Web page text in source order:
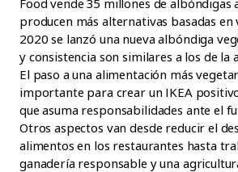
producen más alternativas basadas en
2020 se lanzó una nueva albóndiga
y consistencia son similares a los de la
El paso a una alimentación más
importante para crear un IKEA
que asuma responsabilidades ante el
Otros aspectos van desde reducir el
alimentos en los restaurantes hasta
ganadería responsable y una